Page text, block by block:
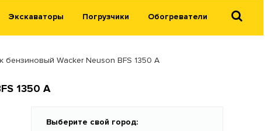
Экскаваторы Погрузчики Обогреватели
бензиновый Wacker Neuson BFS 1350 A
1350 A
Выберите свой город: